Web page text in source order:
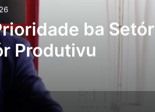
ba Setór
Produtivu